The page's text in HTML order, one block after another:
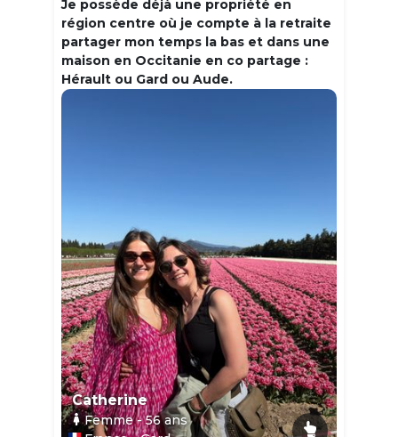
Je possède déjà une propriété en
région centre où je compte à la retraite
partager mon temps la bas et dans une
maison en Occitanie en co partage :
Hérault ou Gard ou Aude.
Catherine
Femme- 56ans